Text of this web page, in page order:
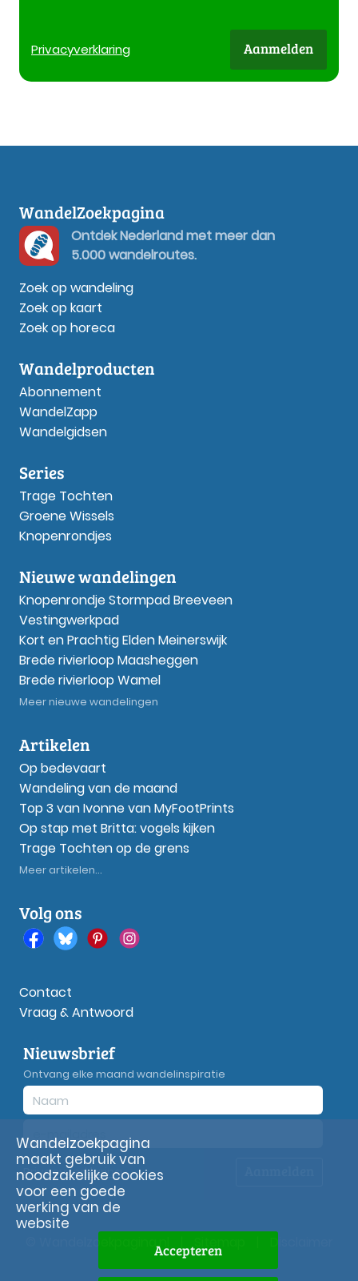
Privacyverklaring Aanmelden
WandelZoekpagina
Ontdek Nederland met meer dan
5.000 wandelroutes.
Zoek op wandeling
Zoek op kaart
Zoek op horeca
Wandelproducten
Abonnement
WandelZapp
Wandelgidsen
Series
Trage Tochten
Groene Wissels
Knopenrondjes
Nieuwe wandelingen
Knopenrondje Stormpad Breeveen
Vestingwerkpad
Kort en Prachtig Elden Meinerswijk
Brede rivierloop Maasheggen
Brede rivierloop Wamel
Meer nieuwe wandelingen
Artikelen
Op bedevaart
Wandeling van de maand
Top 3 van Ivonne van MyFootPrints
Op stap met Britta: vogels kijken
Trage Tochten op de grens
Meer artikelen...
Volg ons
Contact
Vraag & Antwoord
Nieuwsbrief
Ontvang elke maand wandelinspiratie
Privacyverklaring
© Wandelzoekpagina.nl
Wandelzoekpagina
maakt gebruik van
noodzakelijke cookies
voor een goede
werking van de
website
Accepteren